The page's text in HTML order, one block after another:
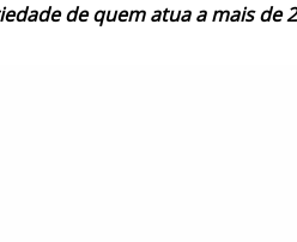
de quem atua a mais